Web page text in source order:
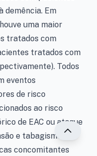
demência. Em
uma maior
tratados com
tratados com
Todos
eventos
de risco
ao risco
de EAC ou ataque
e tabagismo) e
concomitantes